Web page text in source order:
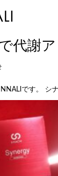
代謝ア
です。 シ